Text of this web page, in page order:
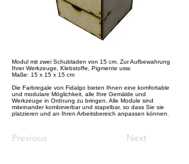
Modul mit zwei Schubladen von 15 cm. Zur Aufbewahrung
Ihrer Werkzeuge, Klebstoffe, Pigmente usw.
Maße: 15 x 15 x 15 cm
Die Farbregale von Fidalgo bieten Ihnen eine komfortable
und modulare Möglichkeit, alle Ihre Gemälde und
Werkzeuge in Ordnung zu bringen. Alle Module sind
miteinander kombinierbar und stapelbar, so dass Sie sie
platzieren und an Ihren Arbeitsbereich anpassen können.
Previous Next